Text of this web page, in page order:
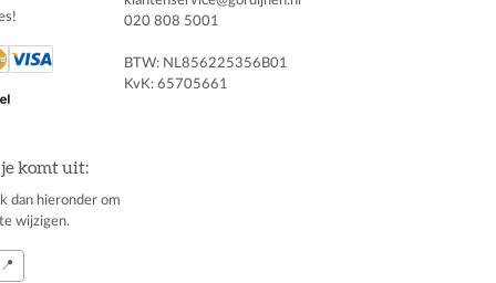
komt uit:
dan hieronder om
wijzigen.
📍
020 808 5001
BTW: NL856225356B01
KvK: 65705661